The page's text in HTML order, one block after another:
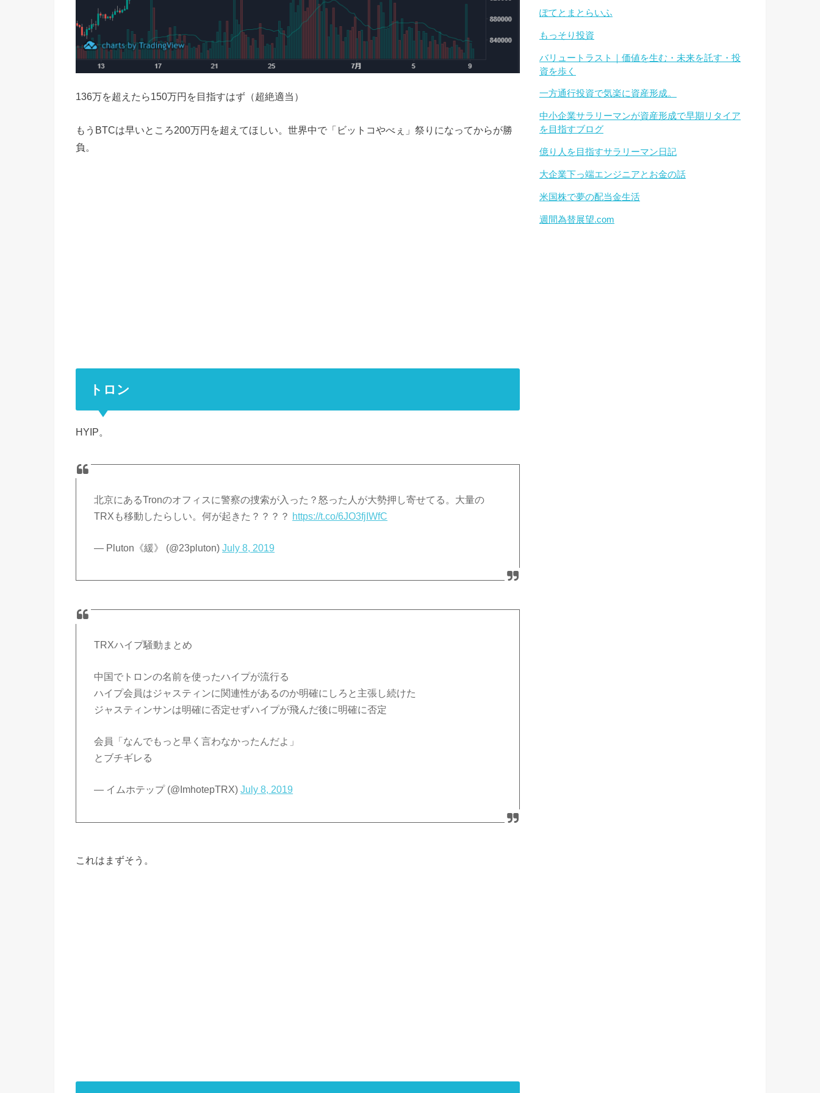
136万を超えたら150万円を目指すはず（超絶適当）
もうBTCは早いところ200万円を超えてほしい。世界中で「ビットコやべぇ」祭りになってからが勝
負。
トロン
HYIP。
北京にあるTronのオフィスに警察の捜索が入った？怒った人が大勢押し寄せてる。大量の
TRXも移動したらしい。何が起きた？？？？ https://t.co/6JO3fjIWfC
— Pluton《緩》 (@23pluton)July 8, 2019
TRXハイプ騒動まとめ
中国でトロンの名前を使ったハイプが流行る
ハイプ会員はジャスティンに関連性があるのか明確にしろと主張し続けた
ジャスティンサンは明確に否定せずハイプが飛んだ後に明確に否定
会員「なんでもっと早く言わなかったんだよ」
とブチギレる
— イムホテップ (@ImhotepTRX)July 8, 2019
これはまずそう。
ぽてとまとらいふ
もっそり投資
バリュートラスト｜価値を生む・未来を託す・投
資を歩く
一方通行投資で気楽に資産形成。
中小企業サラリーマンが資産形成で早期リタイア
を目指すブログ
億り人を目指すサラリーマン日記
大企業下っ端エンジニアとお金の話
米国株で夢の配当金生活
週間為替展望.com